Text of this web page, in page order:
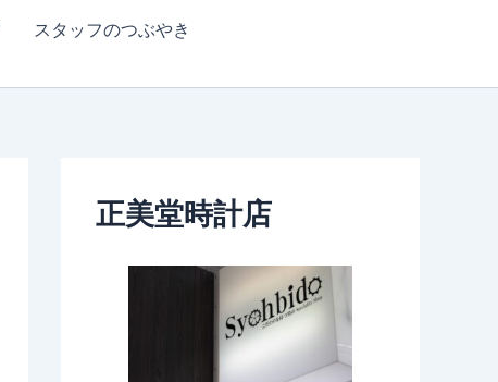
スタッフのつぶやき
正美堂時計店